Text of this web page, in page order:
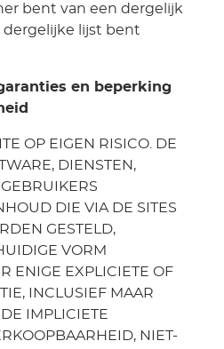
bent van een dergelijk
dergelijke lijst bent
en beperking
OP EIGEN RISICO. DE
DIENSTEN,
DIE VIA DE SITES
GESTELD,
VORM
ENIGE EXPLICIETE OF
INCLUSIEF MAAR
IMPLICIETE
NIET-